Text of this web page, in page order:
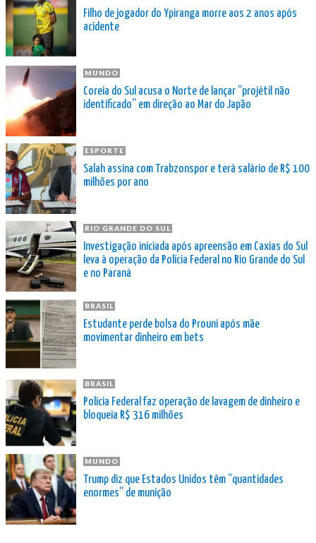
Filho de jogador do Ypiranga morre aos 2 anos após
acidente
MUNDO
Coreia do Sul acusa o Norte de lançar “projétil não
identificado” em direção ao Mar do Japão
ESPORTE
Salah assina com Trabzonspor e terá salário de R$ 100
milhões por ano
RIO GRANDE DO SUL
Investigação iniciada após apreensão em Caxias do Sul
leva à operação da Polícia Federal no Rio Grande do Sul
e no Paraná
BRASIL
Estudante perde bolsa do Prouni após mãe
movimentar dinheiro em bets
BRASIL
Polícia Federal faz operação de lavagem de dinheiro e
bloqueia R$ 316 milhões
MUNDO
Trump diz que Estados Unidos têm “quantidades
enormes” de munição